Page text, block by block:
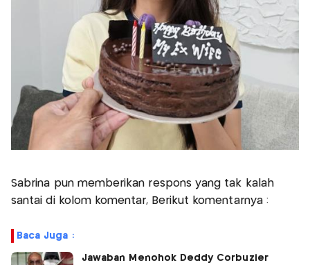
Sabrina pun memberikan respons yang tak kalah
santai di kolom komentar, Berikut komentarnya :
Baca Juga :
Jawaban Menohok Deddy Corbuzier